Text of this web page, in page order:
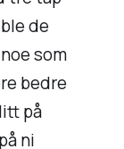
de
som
bedre
på
ni